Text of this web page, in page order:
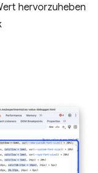
hervorzuheben